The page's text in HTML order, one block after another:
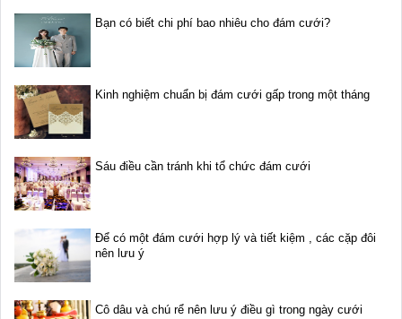
Bạn có biết chi phí bao nhiêu cho đám cưới?
Kinh nghiệm chuẩn bị đám cưới gấp trong một tháng
Sáu điều cần tránh khi tổ chức đám cưới
Để có một đám cưới hợp lý và tiết kiệm , các cặp đôi
nên lưu ý
Cô dâu và chú rể nên lưu ý điều gì trong ngày cưới